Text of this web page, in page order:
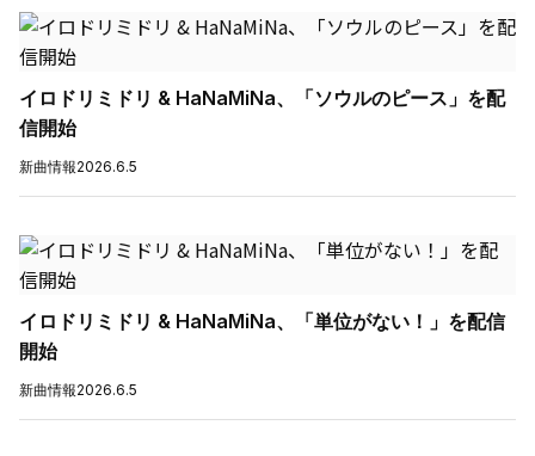
イロドリミドリ & HaNaMiNa、「ソウルのピース」を配
信開始
新曲情報2026.6.5
イロドリミドリ & HaNaMiNa、「単位がない！」を配信
開始
新曲情報2026.6.5